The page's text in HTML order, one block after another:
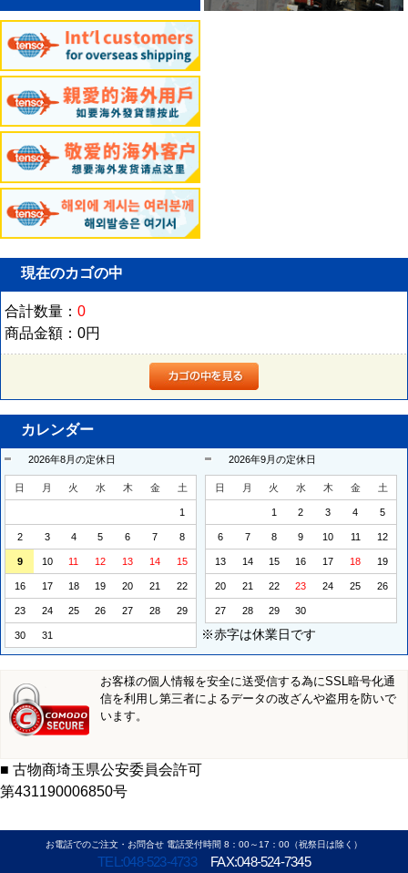
現在のカゴの中
合計数量：0
商品金額：0円
カレンダー
2026年8月の定休日
日 月 火 水 木 金 土
1
2 3 4 5 6 7 8
9 10 11 12 13 14 15
16 17 18 19 20 21 22
23 24 25 26 27 28 29
30 31
2026年9月の定休日
日 月 火 水 木 金 土
1 2 3 4 5
6 7 8 9 10 11 12
13 14 15 16 17 18 19
20 21 22 23 24 25 26
27 28 29 30
※赤字は休業日です
お客様の個人情報を安全に送受信する為にSSL暗号化通
信を利用し第三者によるデータの改ざんや盗用を防いで
います。
■ 古物商埼玉県公安委員会許可
第431190006850号
お電話でのご注文・お問合せ 電話受付時間 8：00～17：00（祝祭日は除く）
TEL:048-523-4733 FAX:048-524-7345